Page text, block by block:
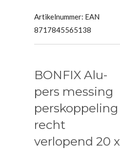
Artikelnummer: EAN
8717845565138
BONFIX Alu-
pers messing
perskoppeling
recht
verlopend 20 x